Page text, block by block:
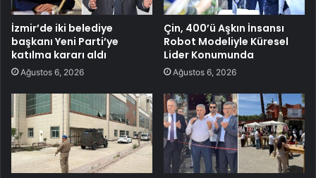
İzmir’de iki belediye
başkanı Yeni Parti’ye
katılma kararı aldı
Ağustos 6, 2026
Çin, 400’ü Aşkın İnsansı
Robot Modeliyle Küresel
Lider Konumunda
Ağustos 6, 2026